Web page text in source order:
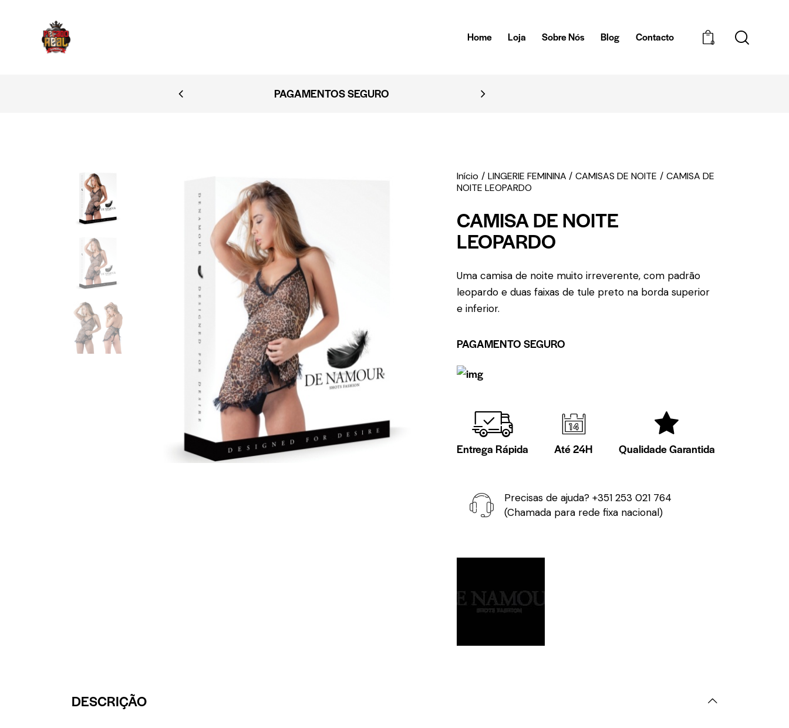
Home Loja Sobre Nós Blog Contacto 0
PAGAMENTOS SEGURO EMBALAGEM DISCRETA
Início LINGERIE FEMININA CAMISAS DE NOITE
CAMISA DE
NOITE LEOPARDO
CAMISA DE NOITE
LEOPARDO
Uma camisa de noite muito irreverente, com padrão
leopardo e duas faixas de tule preto na borda superior
e inferior.
PAGAMENTO SEGURO
Entrega Rápida Até 24H Qualidade Garantida
Precisas de ajuda? +351 253 021 764
(Chamada para rede fixa nacional)
DESCRIÇÃO